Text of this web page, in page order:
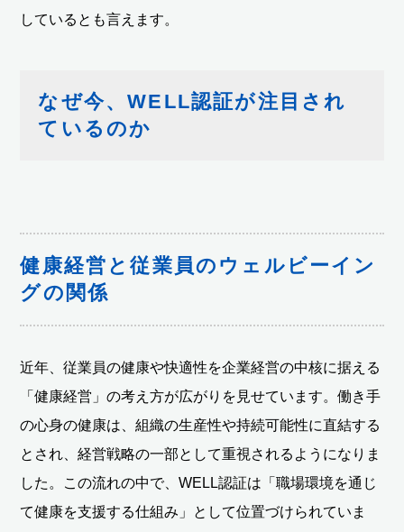
しているとも言えます。
なぜ今、WELL認証が注目され
ているのか
健康経営と従業員のウェルビーイン
グの関係
近年、従業員の健康や快適性を企業経営の中核に据える
「健康経営」の考え方が広がりを見せています。働き手
の心身の健康は、組織の生産性や持続可能性に直結する
とされ、経営戦略の一部として重視されるようになりま
した。この流れの中で、WELL認証は「職場環境を通じ
て健康を支援する仕組み」として位置づけられていま